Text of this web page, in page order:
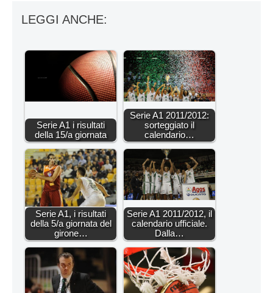
LEGGI ANCHE:
Serie A1 i risultati
della 15/a giornata
Serie A1 2011/2012:
sorteggiato il
calendario…
Serie A1, i risultati
della 5/a giornata del
girone…
Serie A1 2011/2012, il
calendario ufficiale.
Dalla…